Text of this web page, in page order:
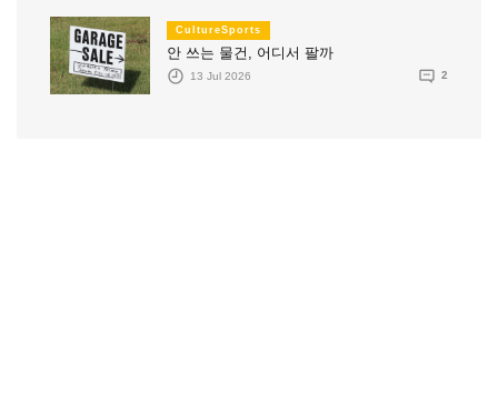
CultureSports
안 쓰는 물건, 어디서 팔까
13 Jul 2026 2